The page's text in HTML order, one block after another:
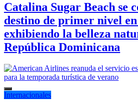
Catalina Sugar Beach se
destino de primer nivel
exhibiendo la belleza
República Dominicana
Internacionales